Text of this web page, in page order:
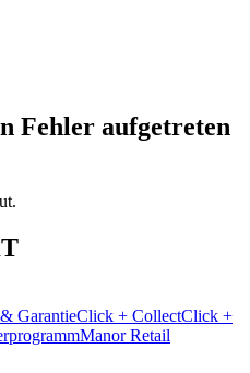
Fehler aufgetreten
GarantieClick + CollectClick +
Manor Retail